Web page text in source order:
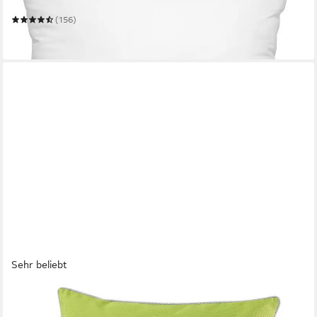
Mehrere Größen
(156)
ab 5,99 €
Sehr beliebt
HEIMTEXLAND
Dekokissen Outdoorkissen Garten Deko Outdoor Kissen gefüllt